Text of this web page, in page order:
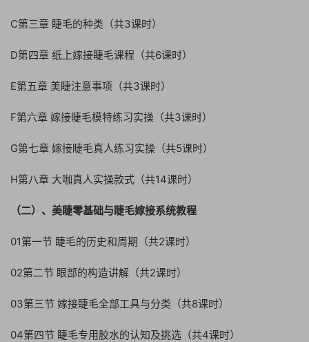
C第三章 睫毛的种类（共3课时）
D第四章 纸上嫁接睫毛课程（共6课时）
E第五章 美睫注意事项（共3课时）
F第六章 嫁接睫毛模特练习实操（共3课时）
G第七章 嫁接睫毛真人练习实操（共5课时）
H第八章 大咖真人实操款式（共14课时）
（二）、美睫零基础与睫毛嫁接系统教程
01第一节 睫毛的历史和周期（共2课时）
02第二节 眼部的构造讲解（共2课时）
03第三节 嫁接睫毛全部工具与分类（共8课时）
04第四节 睫毛专用胶水的认知及挑选（共4课时）